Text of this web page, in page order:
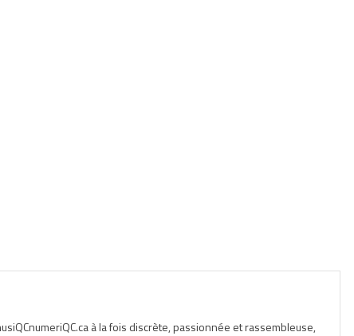
à la fois discrète, passionnée et rassembleuse,